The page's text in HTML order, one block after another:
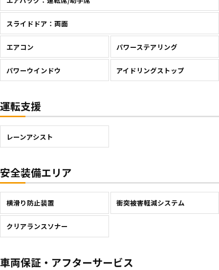
スライドドア：両面
エアコン パワーステアリング
パワーウインドウ アイドリングストップ
運転支援
レーンアシスト
安全装備エリア
横滑り防止装置 衝突被害軽減システム
クリアランスソナー
車両保証・アフターサービス